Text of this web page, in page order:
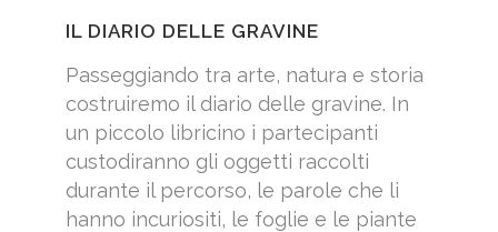
IL DIARIO DELLE GRAVINE
Passeggiando tra arte, natura e storia
costruiremo il diario delle gravine. In
un piccolo libricino i partecipanti
custodiranno gli oggetti raccolti
durante il percorso, le parole che li
hanno incuriositi, le foglie e le piante